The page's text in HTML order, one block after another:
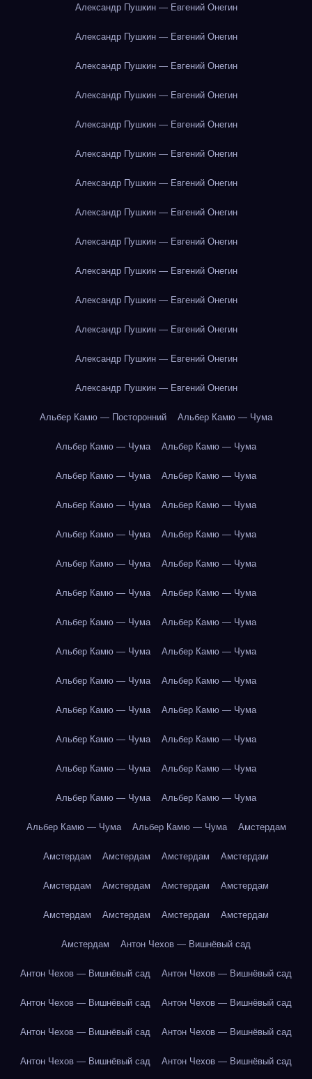
Александр Пушкин — Евгений Онегин
Александр Пушкин — Евгений Онегин
Александр Пушкин — Евгений Онегин
Александр Пушкин — Евгений Онегин
Александр Пушкин — Евгений Онегин
Александр Пушкин — Евгений Онегин
Александр Пушкин — Евгений Онегин
Александр Пушкин — Евгений Онегин
Александр Пушкин — Евгений Онегин
Александр Пушкин — Евгений Онегин
Александр Пушкин — Евгений Онегин
Александр Пушкин — Евгений Онегин
Александр Пушкин — Евгений Онегин
Александр Пушкин — Евгений Онегин
Альбер Камю — Посторонний Альбер Камю — Чума
Альбер Камю — Чума Альбер Камю — Чума
Альбер Камю — Чума Альбер Камю — Чума
Альбер Камю — Чума Альбер Камю — Чума
Альбер Камю — Чума Альбер Камю — Чума
Альбер Камю — Чума Альбер Камю — Чума
Альбер Камю — Чума Альбер Камю — Чума
Альбер Камю — Чума Альбер Камю — Чума
Альбер Камю — Чума Альбер Камю — Чума
Альбер Камю — Чума Альбер Камю — Чума
Альбер Камю — Чума Альбер Камю — Чума
Альбер Камю — Чума Альбер Камю — Чума
Альбер Камю — Чума Альбер Камю — Чума
Альбер Камю — Чума Альбер Камю — Чума
Альбер Камю — Чума Альбер Камю — Чума Амстердам
Амстердам Амстердам Амстердам Амстердам
Амстердам Амстердам Амстердам Амстердам
Амстердам Амстердам Амстердам Амстердам
Амстердам Антон Чехов — Вишнёвый сад
Антон Чехов — Вишнёвый сад Антон Чехов — Вишнёвый сад
Антон Чехов — Вишнёвый сад Антон Чехов — Вишнёвый сад
Антон Чехов — Вишнёвый сад Антон Чехов — Вишнёвый сад
Антон Чехов — Вишнёвый сад Антон Чехов — Вишнёвый сад